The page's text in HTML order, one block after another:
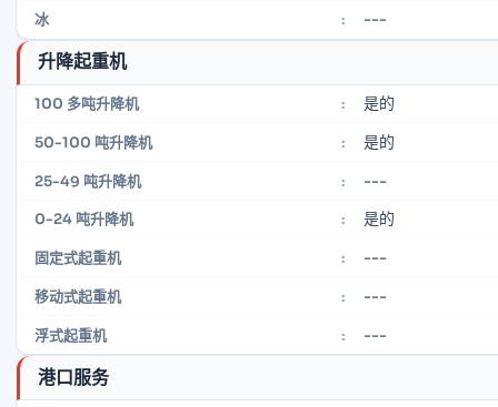
冰 : ---
升降起重机
100 多吨升降机 : 是的
50-100 吨升降机 : 是的
25-49 吨升降机 : ---
0-24 吨升降机 : 是的
固定式起重机 : ---
移动式起重机 : ---
浮式起重机 : ---
港口服务